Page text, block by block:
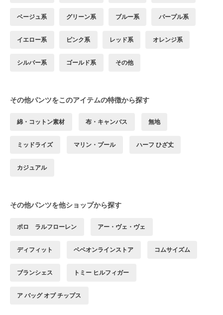
ベージュ系 グリーン系 ブルー系 パープル系
イエロー系 ピンク系 レッド系 オレンジ系
シルバー系 ゴールド系 その他
その他パンツをこのアイテムの特徴から探す
綿・コットン素材 布・キャンバス 無地
ミッドライズ マリン・プール ハーフ ひざ丈
カジュアル
その他パンツを他ショップから探す
ポロ ラルフローレン アー・ヴェ・ヴェ
ディフィット ベベオンラインストア コムサイズム
ブランシェス トミー ヒルフィガー
ア バッグ オブ チップス